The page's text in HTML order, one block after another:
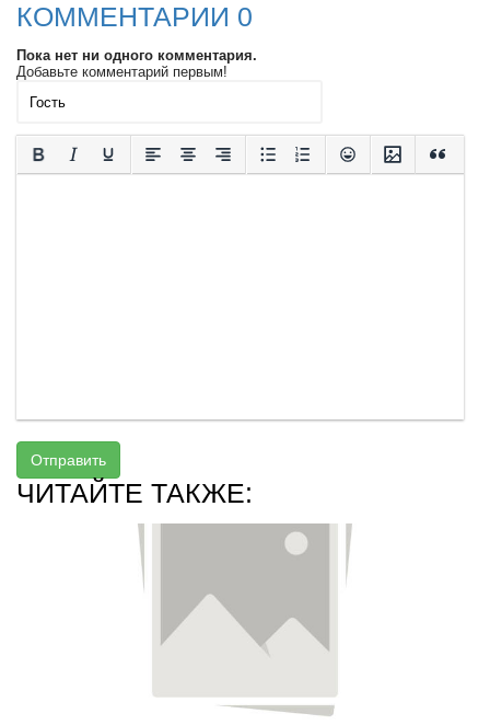
КОММЕНТАРИИ 0
Пока нет ни одного комментария.
Добавьте комментарий первым!
Отправить
ЧИТАЙТЕ ТАКЖЕ: